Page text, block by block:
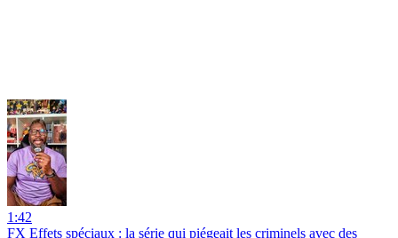
1:42
FX Effets spéciaux : la série qui piégeait les criminels avec des